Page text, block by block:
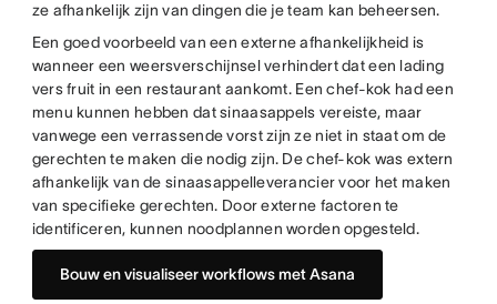
ze afhankelijk zijn van dingen die je team kan beheersen.
Een goed voorbeeld van een externe afhankelijkheid is
wanneer een weersverschijnsel verhindert dat een lading
vers fruit in een restaurant aankomt. Een chef-kok had een
menu kunnen hebben dat sinaasappels vereiste, maar
vanwege een verrassende vorst zijn ze niet in staat om de
gerechten te maken die nodig zijn. De chef-kok was extern
afhankelijk van de sinaasappelleverancier voor het maken
van specifieke gerechten. Door externe factoren te
identificeren, kunnen noodplannen worden opgesteld.
Bouw en visualiseer workflows met Asana